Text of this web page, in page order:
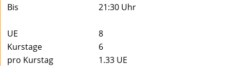
Bis
21:30 Uhr
UE
8
Kurstage
6
pro Kurstag
1.33 UE